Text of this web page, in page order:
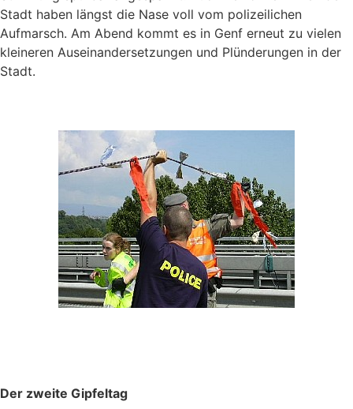
Stadt haben längst die Nase voll vom polizeilichen
Aufmarsch. Am Abend kommt es in Genf erneut zu vielen
kleineren Auseinandersetzungen und Plünderungen in der
Stadt.
Der zweite Gipfeltag